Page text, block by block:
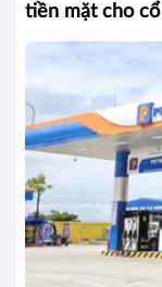
tiền mặt cho